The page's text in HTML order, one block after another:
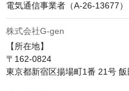
電気通信事業者（A-26-13677）
株式会社G-gen
【所在地】
〒162-0824
東京都新宿区揚場町1番 21号